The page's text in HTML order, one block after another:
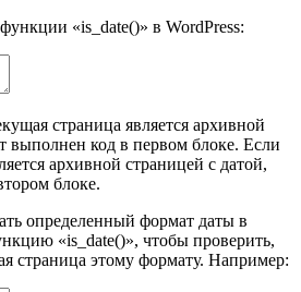
«is_date()» в WordPress:
страница является архивной
выполнен код в первом блоке. Если
архивной страницей с датой,
блоке.
определенный формат даты в
«is_date()», чтобы проверить,
страница этому формату. Например: